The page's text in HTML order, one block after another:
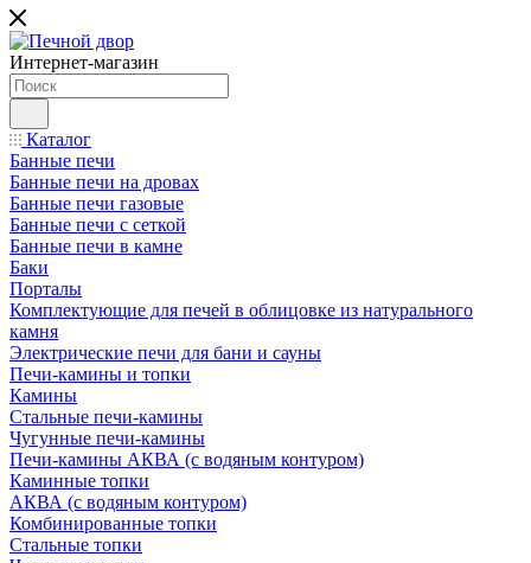
Интернет-магазин
Каталог
Банные печи
Банные печи на дровах
Банные печи газовые
Банные печи с сеткой
Банные печи в камне
Баки
Порталы
Комплектующие для печей в облицовке из натурального
камня
Электрические печи для бани и сауны
Печи-камины и топки
Камины
Стальные печи-камины
Чугунные печи-камины
Печи-камины АКВА (с водяным контуром)
Каминные топки
АКВА (с водяным контуром)
Комбинированные топки
Стальные топки